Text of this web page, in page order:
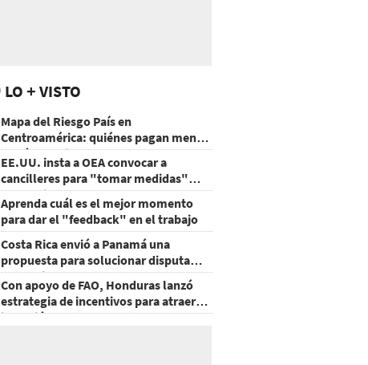
LO + VISTO
Mapa del Riesgo País en
Centroamérica: quiénes pagan menos
y cuáles mejoraron
EE.UU. insta a OEA convocar a
cancilleres para "tomar medidas"
sobre Nicaragua
Aprenda cuál es el mejor momento
para dar el "feedback" en el trabajo
Costa Rica envió a Panamá una
propuesta para solucionar disputa
comercial
Con apoyo de FAO, Honduras lanzó
estrategia de incentivos para atraer
inversión al agro